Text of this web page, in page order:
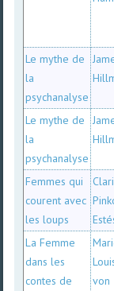
Le mythe de
la
psychanalyse
Le mythe de
la
psychanalyse
Femmes qui
courent avec
les loups
La Femme
dans les
contes de
von